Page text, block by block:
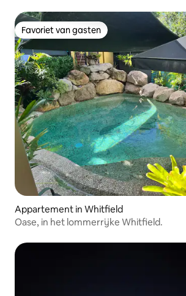
Favoriet van gasten
Favoriet van gasten
Appartement in Whitfield
Oase, in het lommerrijke Whitfield.